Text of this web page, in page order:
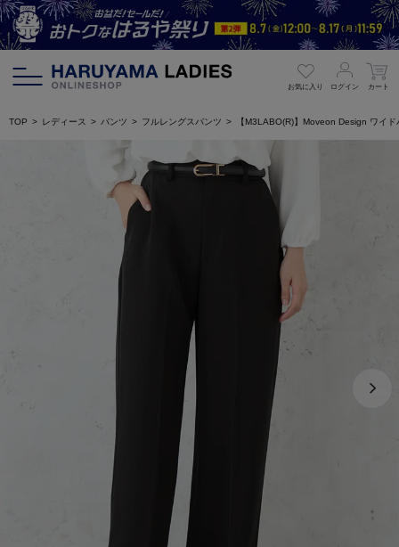
お気に入り ログイン カート
TOP レディース パンツ フルレングスパンツ 【M3LABO(R)】Moveon Design ワイ